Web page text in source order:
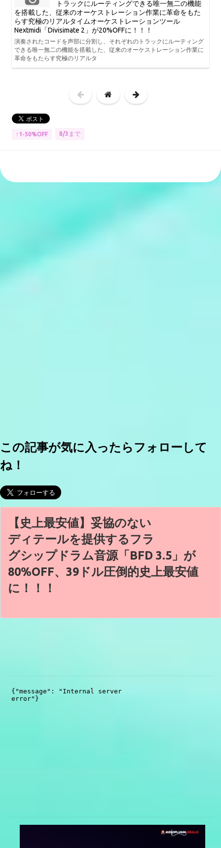
トラックにルーティングできる唯一無二の機能
を搭載した、従来のオーケストレーション作業に革命をもた
らす究極のリアルタイムオーケストレーションツール
Nextmidi「Divisimate 2」が20%OFFに！！！
演奏されたコードを声部に分割し、それぞれのトラックにルーティング
できる唯一無二の機能を搭載した、従来のオーケストレーション作業に
革命をもたらす究極のリアルタ
↑1-50%OFF 8/3まで
この記事が気に入ったらフォローして
ね！
【史上最安値】妥協のない
ディテールを提供するフラ
グシップドラム音源「BFD 3.5」が
80%OFF、39ドル圧倒的史上最安値
に！！！